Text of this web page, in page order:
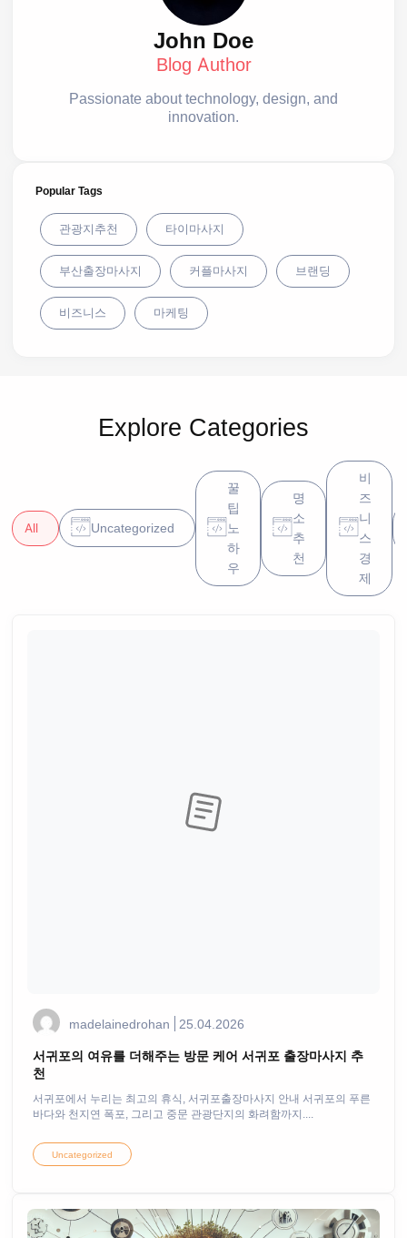
John Doe
Blog Author
Passionate about technology, design, and
innovation.
Popular Tags
관광지추천 타이마사지
부산출장마사지 커플마사지 브랜딩
비즈니스 마케팅
Explore Categories
All Uncategorized
꿀
팁
노
하
우
명
소
추
천
비
즈
니
스
경
제
madelainedrohan 25.04.2026
서귀포의 여유를 더해주는 방문 케어 서귀포 출장마사지 추
천
서귀포에서 누리는 최고의 휴식, 서귀포출장마사지 안내 서귀포의 푸른
바다와 천지연 폭포, 그리고 중문 관광단지의 화려함까지....
Uncategorized